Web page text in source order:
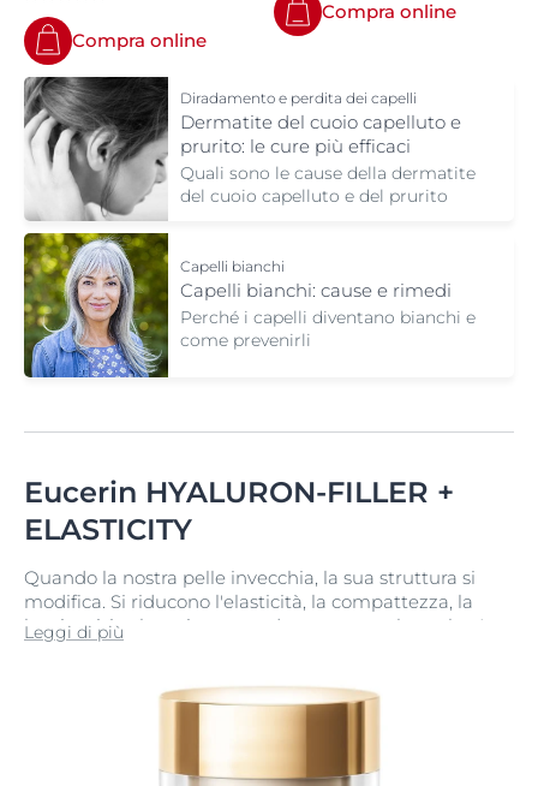
Compra online
Compra online
Diradamento e perdita dei capelli
Dermatite del cuoio capelluto e
prurito: le cure più efficaci
Quali sono le cause della dermatite
del cuoio capelluto e del prurito
Capelli bianchi
Capelli bianchi: cause e rimedi
Perché i capelli diventano bianchi e
come prevenirli
Eucerin HYALURON-FILLER +
ELASTICITY
Quando la nostra pelle invecchia, la sua struttura si
modifica. Si riducono l'elasticità, la compattezza, la
luminosità e la resistenza, ed aumentano le rughe. La
perdita di elasticità, combinata con la comparsa delle
dell'invecchiamentoper molte donne con la pelle
La linea Eucerin HYALURON-FILLER + ELASTICITY è
Leggi di più